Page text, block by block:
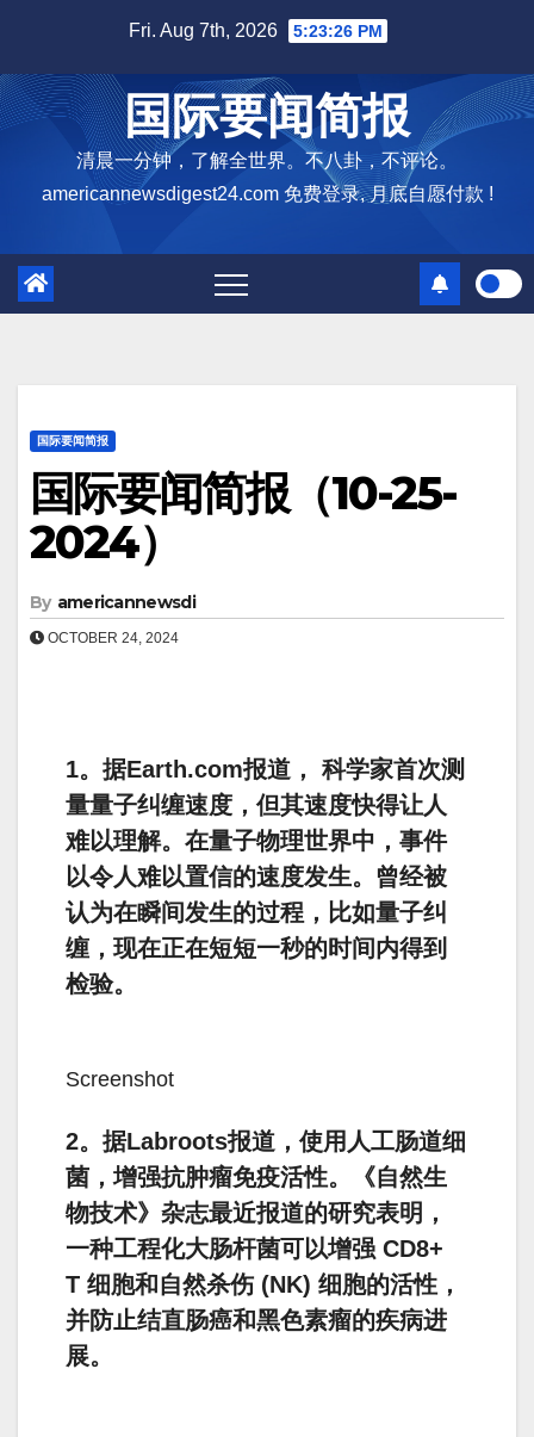
content
Fri. Aug 7th, 2026 5:23:27 PM
国际要闻简报
清晨一分钟，了解全世界。不八卦，不评论。
americannewsdigest24.com 免费登录, 月底自愿付款 !
国际要闻简报
国际要闻简报（10-25-
2024）
By americannewsdi
OCTOBER 24, 2024
1。据Earth.com报道， 科学家首次测
量量子纠缠速度，但其速度快得让人
难以理解。在量子物理世界中，事件
以令人难以置信的速度发生。曾经被
认为在瞬间发生的过程，比如量子纠
缠，现在正在短短一秒的时间内得到
检验。
Screenshot
2。据Labroots报道，使用人工肠道细
菌，增强抗肿瘤免疫活性。《自然生
物技术》杂志最近报道的研究表明，
一种工程化大肠杆菌可以增强 CD8+
T 细胞和自然杀伤 (NK) 细胞的活性，
并防止结直肠癌和黑色素瘤的疾病进
展。